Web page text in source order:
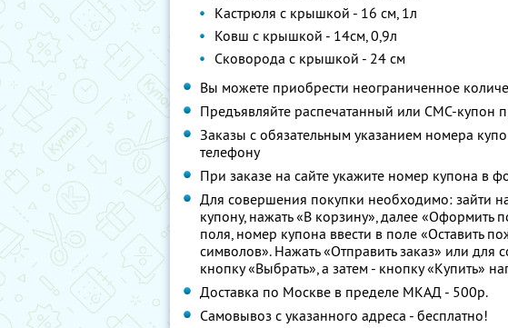
Кастрюля с крышкой - 16 см, 1л
Ковш с крышкой - 14см, 0,9л
Сковорода с крышкой - 24 см
Вы можете приобрести неограниченное
Предъявляйте распечатанный или СМС-купон
Заказы с обязательным указанием номера
телефону
При заказе на сайте укажите номер купона в
Для совершения покупки необходимо: зайти
купону, нажать «В корзину», далее «Оформить
поля, номер купона ввести в поле «Оставить
символов». Нажать «Отправить заказ» или
кнопку «Выбрать», а затем - кнопку «Купить»
Доставка по Москве в пределе МКАД - 500р.
Самовывоз с указанного адреса - бесплатно!